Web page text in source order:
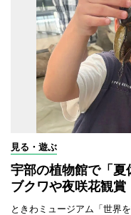
見る・遊ぶ
宇部の植物館で「
ブクワや夜咲花観賞
ときわミュージアム「世界